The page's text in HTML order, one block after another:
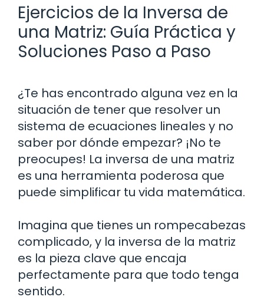
Ejercicios de la Inversa de
una Matriz: Guía Práctica y
Soluciones Paso a Paso
¿Te has encontrado alguna vez en la
situación de tener que resolver un
sistema de ecuaciones lineales y no
saber por dónde empezar? ¡No te
preocupes! La inversa de una matriz
es una herramienta poderosa que
puede simplificar tu vida matemática.
Imagina que tienes un rompecabezas
complicado, y la inversa de la matriz
es la pieza clave que encaja
perfectamente para que todo tenga
sentido.